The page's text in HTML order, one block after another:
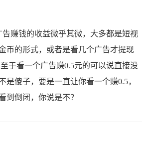
赚钱的收益微乎其微，大多都是短视
币的形式，或者是看几个广告才提现
于看一个广告赚0.5元的可以说直接没
是傻子，要是一直让你看一个赚0.5，
到倒闭，你说是不？